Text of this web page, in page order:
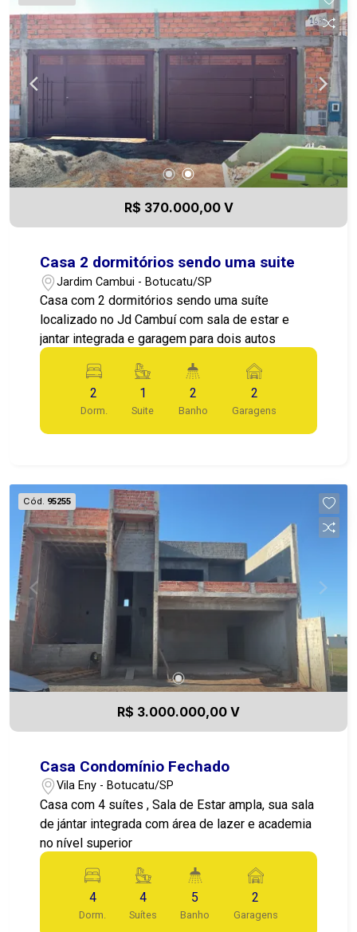
R$ 370.000,00 V
Casa 2 dormitórios sendo uma suite
Jardim Cambui - Botucatu/SP
Casa com 2 dormitórios sendo uma suíte
localizado no Jd Cambuí com sala de estar e
jantar integrada e garagem para dois autos
2
Dorm.
1
Suite
2
Banho
2
Garagens
Cód. 95255
R$ 3.000.000,00 V
Casa Condomínio Fechado
Vila Eny - Botucatu/SP
Casa com 4 suítes , Sala de Estar ampla, sua sala
de jántar integrada com área de lazer e academia
no nível superior
4
Dorm.
4
Suítes
5
Banho
2
Garagens